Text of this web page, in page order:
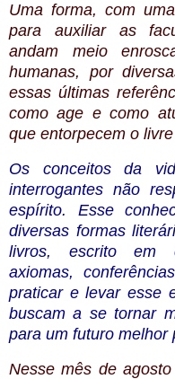
Uma forma, com
para auxiliar as
andam meio
humanas, por
essas últimas
como age e como
que entorpecem o
Os conceitos da
interrogantes não
espírito. Esse
diversas formas
livros, escrito em
axiomas,
praticar e levar esse
buscam a se tornar
para um futuro melhor
Nesse mês de